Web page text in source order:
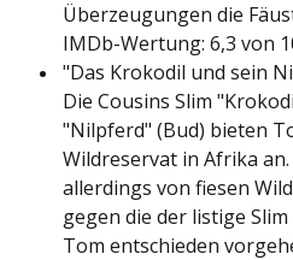
Überzeugungen die
IMDb-Wertung: 6,3 von
"Das Krokodil und sein
Die Cousins Slim
"Nilpferd" (Bud) bieten
Wildreservat in Afrika
allerdings von fiesen
gegen die der listige
Tom entschieden